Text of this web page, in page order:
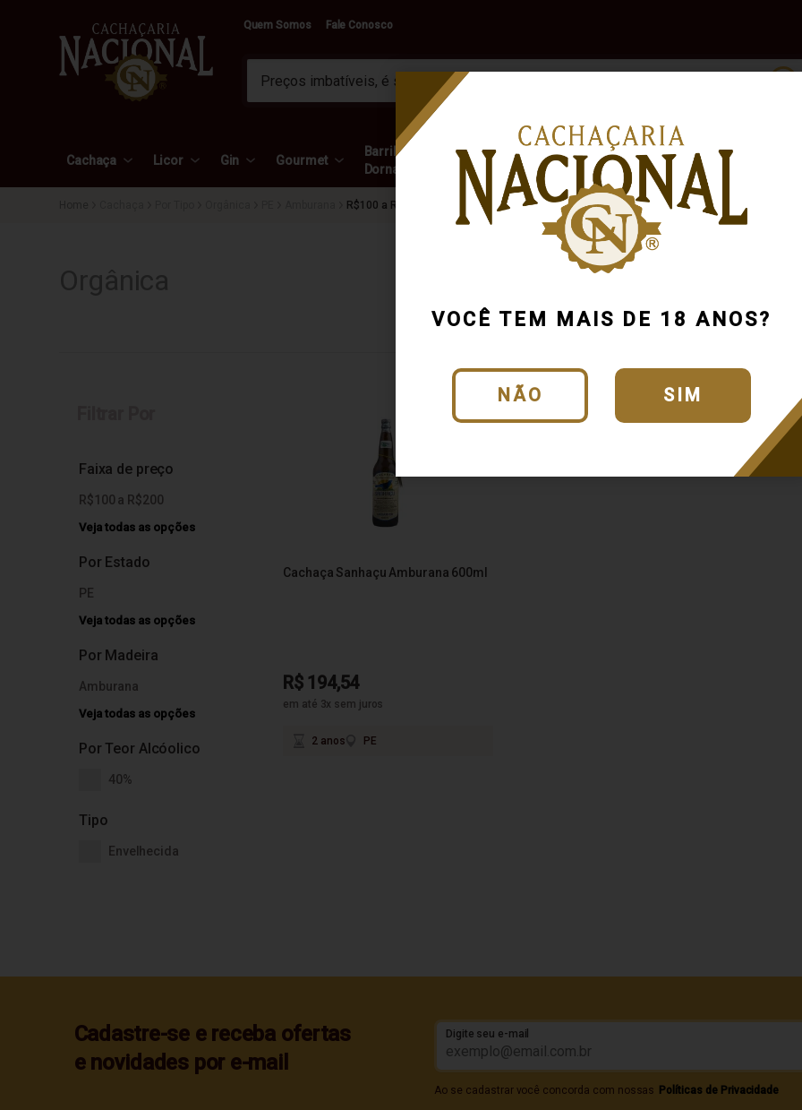
VOCÊ TEM MAIS DE 18 ANOS?
NÃO SIM
Quem Somos Fale Conosco
Cachaça Licor Gin Gourmet
Barril e
Dorna
Acessórios
Outras
Bebidas
Marcas
R$100 a R$200
Por Estado
PE
Veja todas as opções
Por Madeira
Amburana
Veja todas as opções
Por Teor Alcóolico
40%
Tipo
Envelhecida
Faixa de preço
R$100 a R$200
Veja todas as opções
Cachaça Sanhaçu Amburana 600ml
R$ 194,54
em até 3x sem juros
2 anos PE
Cadastre-se e receba ofertas
e novidades por e-mail
Digite seu e-mail
Ao se cadastrar você concorda com nossas Políticas de Privacidade